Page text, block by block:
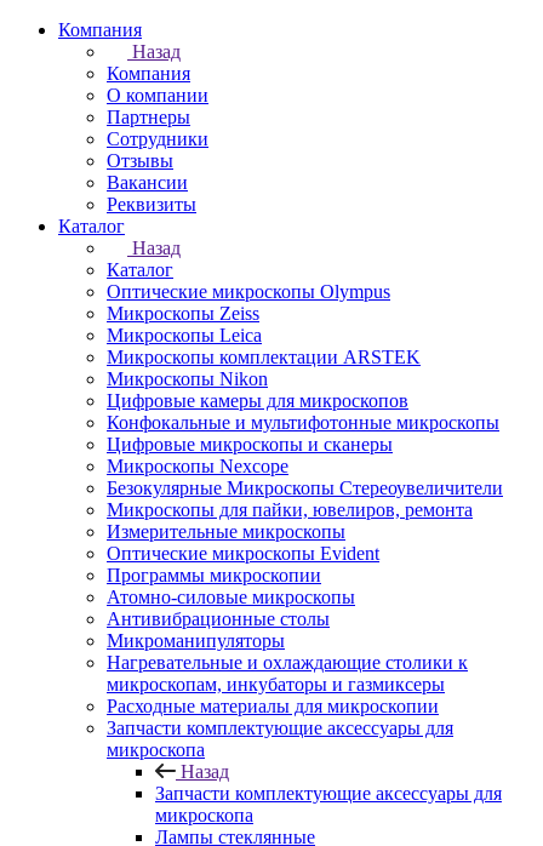
Компания
Назад
Компания
О компании
Партнеры
Сотрудники
Отзывы
Вакансии
Реквизиты
Каталог
Назад
Каталог
Оптические микроскопы Olympus
Микроскопы Zeiss
Микроскопы Leica
Микроскопы комплектации ARSTEK
Микроскопы Nikon
Цифровые камеры для микроскопов
Конфокальные и мультифотонные микроскопы
Цифровые микроскопы и сканеры
Микроскопы Nexcope
Безокулярные Микроскопы Стереоувеличители
Микроскопы для пайки, ювелиров, ремонта
Измерительные микроскопы
Оптические микроскопы Evident
Программы микроскопии
Атомно-силовые микроскопы
Антивибрационные столы
Микроманипуляторы
Нагревательные и охлаждающие столики к
микроскопам, инкубаторы и газмиксеры
Расходные материалы для микроскопии
Запчасти комплектующие аксессуары для
микроскопа
Назад
Запчасти комплектующие аксессуары для
микроскопа
Лампы стеклянные